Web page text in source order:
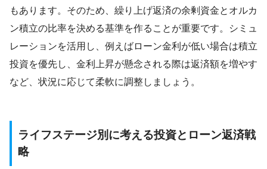
もあります。そのため、繰り上げ返済の余剰資金とオルカ
ン積立の比率を決める基準を作ることが重要です。シミュ
レーションを活用し、例えばローン金利が低い場合は積立
投資を優先し、金利上昇が懸念される際は返済額を増やす
など、状況に応じて柔軟に調整しましょう。
ライフステージ別に考える投資とローン返済戦
略